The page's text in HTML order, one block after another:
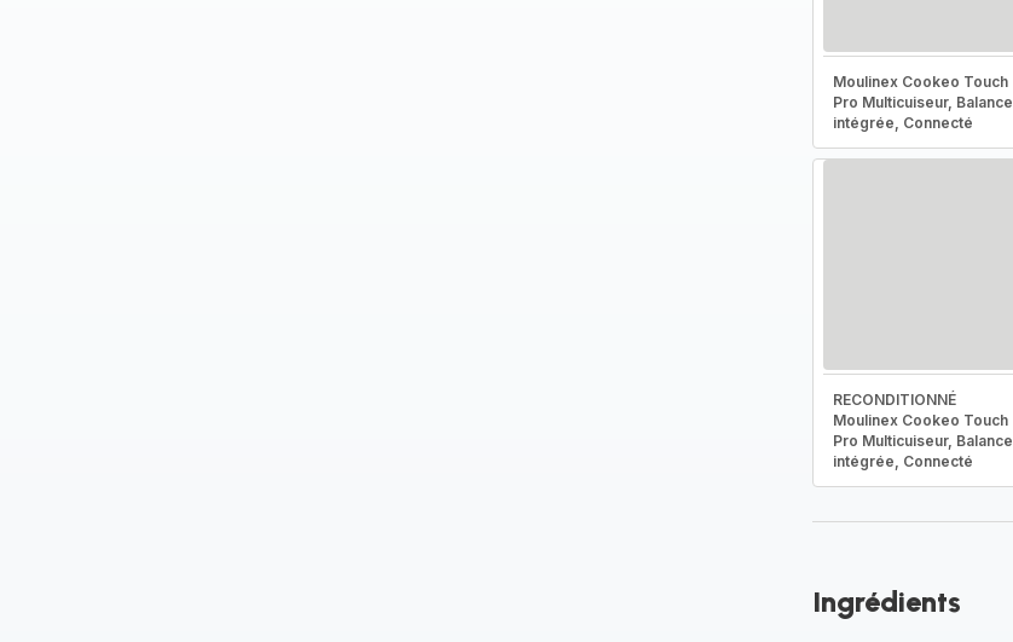
Moulinex Cookeo Touch
Pro Multicuiseur, Balance
intégrée, Connecté
RECONDITIONNÉ
Moulinex Cookeo Touch
Pro Multicuiseur, Balance
intégrée, Connecté
Ingrédients